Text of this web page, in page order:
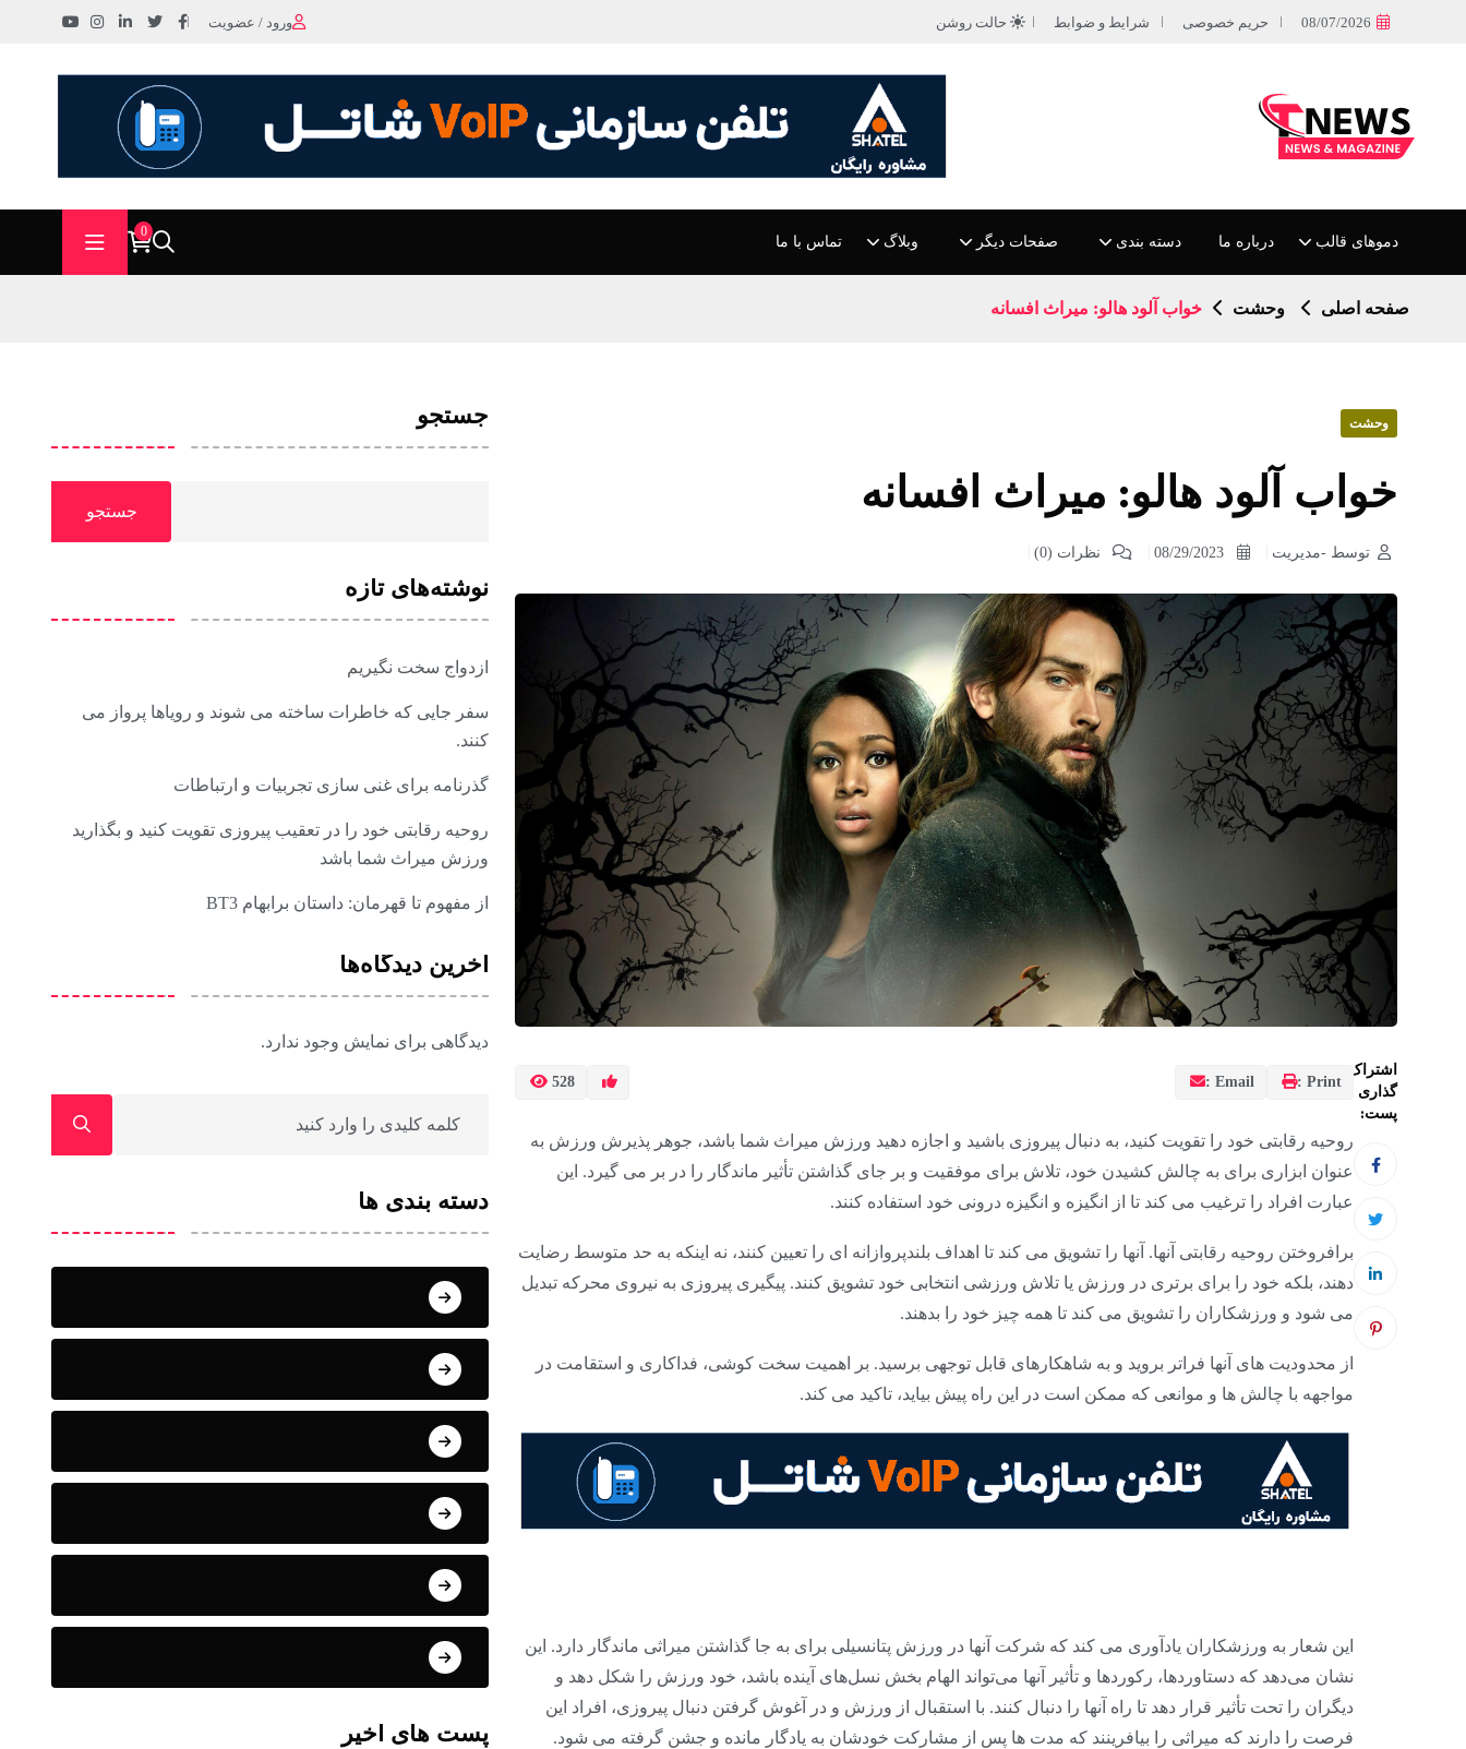
08/07/2026 حریم خصوصی شرایط و ضوابط حالت روشن ورود / عضویت
دموهای قالب درباره ما دسته بندی صفحات دیگر وبلاگ تماس با ما
0
صفحه اصلی وحشت خواب آلود هالو: میراث افسانه
وحشت
خواب آلود هالو: میراث افسانه
توسط -مدیریت 08/29/2023 نظرات (0)
اشتراک
گذاری
پست:
Print :
Email :
528
روحیه رقابتی خود را تقویت کنید، به دنبال پیروزی باشید و اجازه دهید ورزش میراث شما باشد، جوهر پذیرش ورزش به
عنوان ابزاری برای به چالش کشیدن خود، تلاش برای موفقیت و بر جای گذاشتن تأثیر ماندگار را در بر می گیرد. این
عبارت افراد را ترغیب می کند تا از انگیزه و انگیزه درونی خود استفاده کنند.
برافروختن روحیه رقابتی آنها. آنها را تشویق می کند تا اهداف بلندپروازانه ای را تعیین کنند، نه اینکه به حد متوسط ​​رضایت
دهند، بلکه خود را برای برتری در ورزش یا تلاش ورزشی انتخابی خود تشویق کنند. پیگیری پیروزی به نیروی محرکه تبدیل
می شود و ورزشکاران را تشویق می کند تا همه چیز خود را بدهند.
از محدودیت های آنها فراتر بروید و به شاهکارهای قابل توجهی برسید. بر اهمیت سخت کوشی، فداکاری و استقامت در
مواجهه با چالش ها و موانعی که ممکن است در این راه پیش بیاید، تاکید می کند.
این شعار به ورزشکاران یادآوری می کند که شرکت آنها در ورزش پتانسیلی برای به جا گذاشتن میراثی ماندگار دارد. این
نشان می‌دهد که دستاوردها، رکوردها و تأثیر آنها می‌تواند الهام بخش نسل‌های آینده باشد، خود ورزش را شکل دهد و
دیگران را تحت تأثیر قرار دهد تا راه آنها را دنبال کنند. با استقبال از ورزش و در آغوش گرفتن دنبال پیروزی، افراد این
فرصت را دارند که میراثی را بیافرینند که مدت ها پس از مشارکت خودشان به یادگار مانده و جشن گرفته می شود.
جستجو
جستجو
نوشته‌های تازه
ازدواج سخت نگیریم
سفر جایی که خاطرات ساخته می شوند و رویاها پرواز می
کنند.
گذرنامه برای غنی سازی تجربیات و ارتباطات
روحیه رقابتی خود را در تعقیب پیروزی تقویت کنید و بگذارید
ورزش میراث شما باشد
از مفهوم تا قهرمان: داستان برابهام BT3
آخرین دیدگاه‌ها
دیدگاهی برای نمایش وجود ندارد.
دسته بندی ها
پست های اخیر